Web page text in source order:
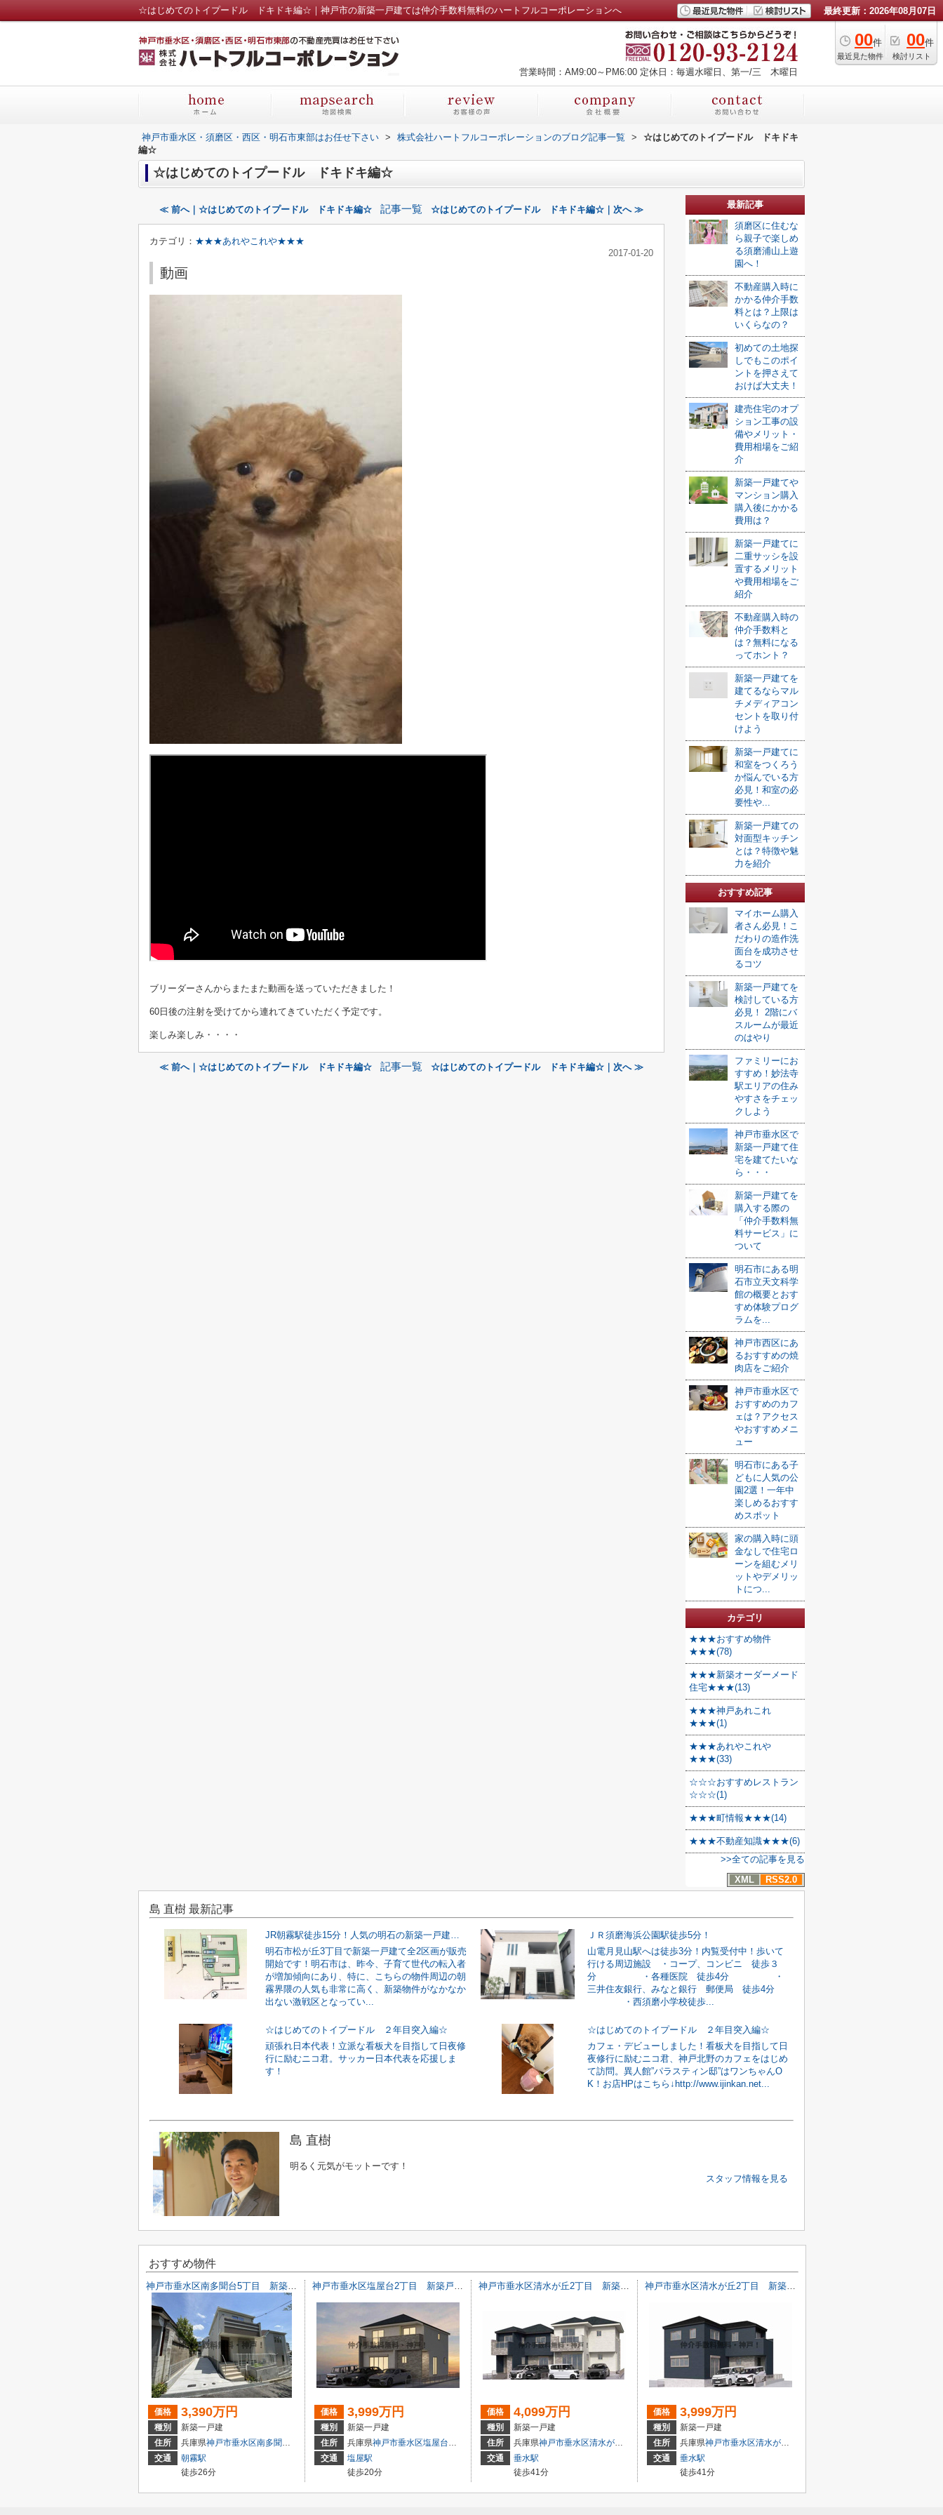
☆はじめてのトイプードル ドキドキ編☆｜神戸市の新築一戸建ては仲介手数料無料のハートフルコーポレーションへ 最終更新：2026年08月07日
00件
最近見た物件
00件
検討リスト
営業時間：AM9:00～PM6:00 定休日：毎週水曜日、第一/三 木曜日
神戸市垂水区・須磨区・西区・明石市東部はお任せ下さい > 株式会社ハートフルコーポレーションのブログ記事一覧 >
☆はじめてのトイプードル ドキドキ
編☆
☆はじめてのトイプードル ドキドキ編☆
≪ 前へ｜☆はじめてのトイプードル ドキドキ編☆ 記事一覧 ☆はじめてのトイプードル ドキドキ編☆｜次へ ≫
カテゴリ： ★★★あれやこれや★★★
2017-01-20
動画
ブリーダーさんからまたまた動画を送っていただきました！
60日後の注射を受けてから連れてきていただく予定です。
楽しみ楽しみ・・・・
≪ 前へ｜☆はじめてのトイプードル ドキドキ編☆ 記事一覧 ☆はじめてのトイプードル ドキドキ編☆｜次へ ≫
最新記事
須磨区に住むな
ら親子で楽しめ
る須磨浦山上遊
園へ！
不動産購入時に
かかる仲介手数
料とは？上限は
いくらなの？
初めての土地探
しでもこのポイ
ントを押さえて
おけば大丈夫！
建売住宅のオプ
ション工事の設
備やメリット・
費用相場をご紹
介
新築一戸建てや
マンション購入
購入後にかかる
費用は？
新築一戸建てに
二重サッシを設
置するメリット
や費用相場をご
紹介
不動産購入時の
仲介手数料と
は？無料になる
ってホント？
新築一戸建てを
建てるならマル
チメディアコン
セントを取り付
けよう
新築一戸建てに
和室をつくろう
か悩んでいる方
必見！和室の必
要性や...
新築一戸建ての
対面型キッチン
とは？特徴や魅
力を紹介
おすすめ記事
マイホーム購入
者さん必見！こ
だわりの造作洗
面台を成功させ
るコツ
新築一戸建てを
検討している方
必見！ 2階にバ
スルームが最近
のはやり
ファミリーにお
すすめ！妙法寺
駅エリアの住み
やすさをチェッ
クしよう
神戸市垂水区で
新築一戸建て住
宅を建てたいな
ら・・・
新築一戸建てを
購入する際の
「仲介手数料無
料サービス」に
ついて
明石市にある明
石市立天文科学
館の概要とおす
すめ体験プログ
ラムを...
神戸市西区にあ
るおすすめの焼
肉店をご紹介
神戸市垂水区で
おすすめのカフ
ェは？アクセス
やおすすめメニ
ュー
明石市にある子
どもに人気の公
園2選！一年中
楽しめるおすす
めスポット
家の購入時に頭
金なしで住宅ロ
ーンを組むメリ
ットやデメリッ
トにつ...
カテゴリ
★★★おすすめ物件
★★★(78)
★★★新築オーダーメード
住宅★★★(13)
★★★神戸あれこれ
★★★(1)
★★★あれやこれや
★★★(33)
☆☆☆おすすめレストラン
☆☆☆(1)
★★★町情報★★★(14)
★★★不動産知識★★★(6)
>>全ての記事を見る
XML
RSS2.0
島 直樹 最新記事
JR朝霧駅徒歩15分！人気の明石の新築一戸建！登場！
明石市松が丘3丁目で新築一戸建て全2区画が販売
開始です！明石市は、昨今、子育て世代の転入者
が増加傾向にあり、特に、こちらの物件周辺の朝
霧界隈の人気も非常に高く、新築物件がなかなか
出ない激戦区となってい...
ＪＲ須磨海浜公園駅徒歩5分！
山電月見山駅へは徒歩3分！内覧受付中！歩いて
行ける周辺施設 ・コープ、コンビニ 徒歩３
分 ・各種医院 徒歩4分 ・
三井住友銀行、みなと銀行 郵便局 徒歩4分
・西須磨小学校徒歩...
☆はじめてのトイプードル ２年目突入編☆
頑張れ日本代表！立派な看板犬を目指して日夜修
行に励むニコ君。サッカー日本代表を応援しま
す！
☆はじめてのトイプードル ２年目突入編☆
カフェ・デビューしました！看板犬を目指して日
夜修行に励むニコ君、神戸北野のカフェをはじめ
て訪問。異人館”パラスティン邸”はワンちゃんO
K！お店HPはこちら↓http://www.ijinkan.net...
島 直樹
明るく元気がモットーです！
スタッフ情報を見る
おすすめ物件
価格 3,390万円
種別
新築一戸建
住所
兵庫県神戸市垂水区南多聞台
５丁目4-17
交通
朝霧駅
徒歩26分
価格 3,999万円
種別
新築一戸建
住所
兵庫県神戸市垂水区塩屋台 ２丁目15-21付近
交通
塩屋駅
徒歩20分
価格 4,099万円
種別
新築一戸建
住所
兵庫県神戸市垂水区清水が丘
２丁目6-15
交通
垂水駅
徒歩41分
価格 3,999万円
種別
新築一戸建
住所
兵庫県神戸市垂水区清水が丘
交通
垂水駅
徒歩41分